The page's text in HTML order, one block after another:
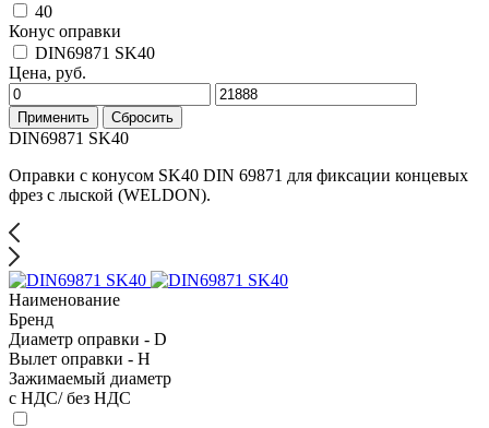
40
Конус оправки
DIN69871 SK40
Цена, руб.
Применить Сбросить
DIN69871 SK40
Оправки с конусом SK40 DIN 69871 для фиксации концевых
фрез с лыской (WELDON).
Наименование
Бренд
Диаметр оправки - D
Вылет оправки - H
Зажимаемый диаметр
с НДС/ без НДС